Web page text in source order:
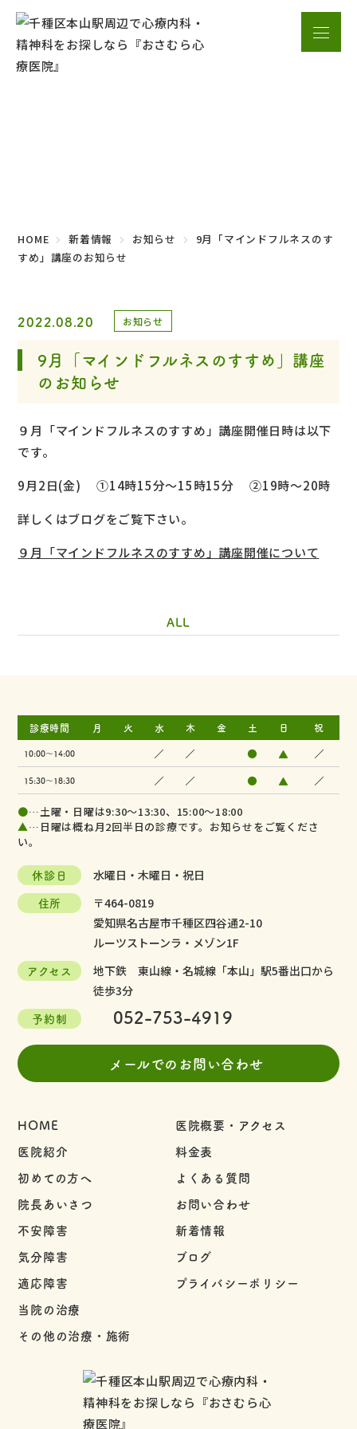
HOME 新着情報 お知らせ
9月「マインドフルネスのす
すめ」講座のお知らせ
2022.08.20 お知らせ
9月「マインドフルネスのすすめ」講座
のお知らせ
９月「マインドフルネスのすすめ」講座開催日時は以下
です。
9月2日(金) ①14時15分～15時15分 ②19時～20時
詳しくはブログをご覧下さい。
９月「マインドフルネスのすすめ」講座開催について
ALL
診療時間 月 火 水 木 金 土 日 祝
10:00～14:00 ／ ／ ● ▲ ／
15:30～18:30 ／ ／ ● ▲ ／
●…土曜・日曜は9:30～13:30、15:00～18:00
▲…日曜は概ね月2回半日の診療です。お知らせをご覧くださ
い。
休診日
水曜日・木曜日・祝日
住所
〒464-0819
愛知県名古屋市千種区四谷通2-10
ルーツストーンラ・メゾン1F
アクセス
地下鉄 東山線・名城線「本山」駅5番出口から
徒歩3分
予約制
052-753-4919
メールでのお問い合わせ
HOME
医院紹介
初めての方へ
院長あいさつ
不安障害
気分障害
適応障害
当院の治療
その他の治療・施術
医院概要・アクセス
料金表
よくある質問
お問い合わせ
新着情報
ブログ
プライバシーポリシー